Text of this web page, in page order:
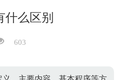
什么区别
603